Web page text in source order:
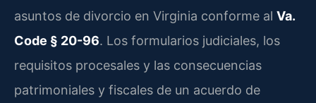
asuntos de divorcio en Virginia conforme al Va.
Code § 20-96. Los formularios judiciales, los
requisitos procesales y las consecuencias
patrimoniales y fiscales de un acuerdo de